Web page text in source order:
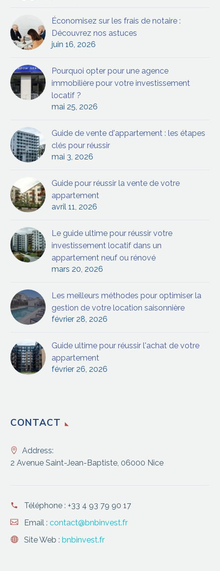
Économisez sur les frais de notaire :
Découvrez nos astuces
juin 16, 2026
Pourquoi opter pour une agence
immobilière pour votre investissement
locatif ?
mai 25, 2026
Guide de vente d'appartement : les étapes
clés pour réussir
mai 3, 2026
Guide pour réussir la vente de votre
appartement
avril 11, 2026
Le guide ultime pour réussir votre
investissement locatif dans un
appartement neuf ou rénové
mars 20, 2026
Les meilleurs méthodes pour optimiser la
gestion de votre location saisonnière
février 28, 2026
Guide ultime pour réussir l'achat de votre
appartement
février 26, 2026
CONTACT
Address:
2 Avenue Saint-Jean-Baptiste, 06000 Nice
Téléphone : +33 4 93 79 90 17
Email : contact@bnbinvest.fr
Site Web : bnbinvest.fr